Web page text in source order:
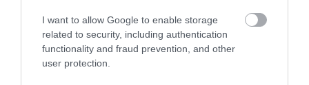
I want to allow Google to enable storage
related to security, including authentication
functionality and fraud prevention, and other
user protection.